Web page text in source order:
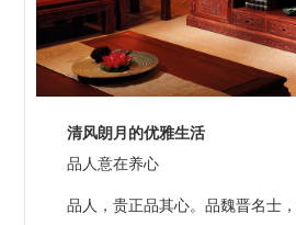
清风朗月的优雅生活
品人意在养心
品人，贵正品其心。品魏晋名士，